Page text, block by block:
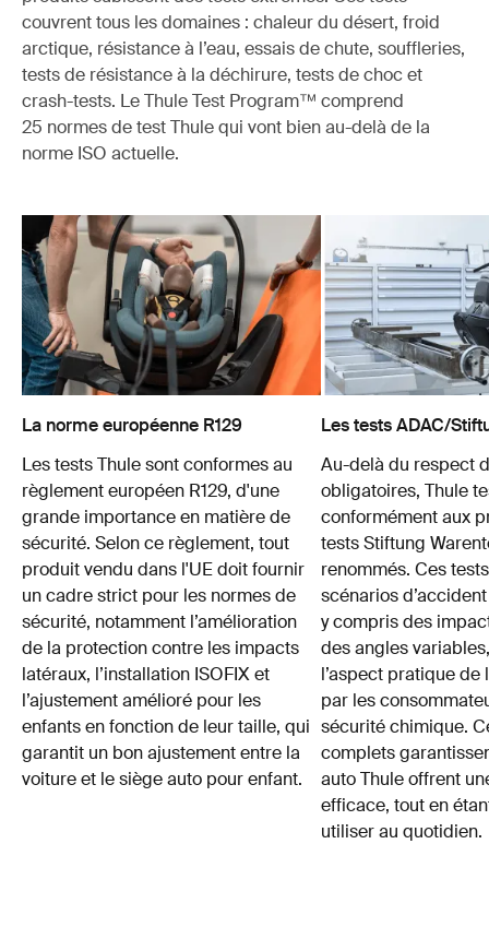
couvrent tous les domaines : chaleur du désert, froid
arctique, résistance à l’eau, essais de chute, souffleries,
tests de résistance à la déchirure, tests de choc et
crash-tests. Le Thule Test Program™ comprend
25 normes de test Thule qui vont bien au-delà de la
norme ISO actuelle.
La norme européenne R129
Les tests Thule sont conformes au
règlement européen R129, d'une
grande importance en matière de
sécurité. Selon ce règlement, tout
produit vendu dans l'UE doit fournir
un cadre strict pour les normes de
sécurité, notamment l’amélioration
de la protection contre les impacts
latéraux, l’installation ISOFIX et
l’ajustement amélioré pour les
enfants en fonction de leur taille, qui
garantit un bon ajustement entre la
voiture et le siège auto pour enfant.
Les tests ADAC/
Au-delà du respect
obligatoires, Thule
conformément aux
tests Stiftung
renommés. Ces
scénarios
y compris des
des angles
l’aspect pratique de
par les
sécurité chimique.
complets
auto Thule offrent
efficace, tout en
utiliser au quotidien.